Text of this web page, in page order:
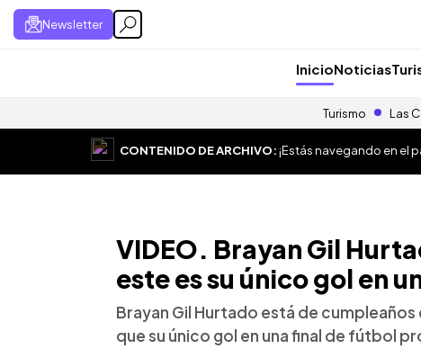
Newsletter
InicioNoticias
Turismo Las
CONTENIDO DE ARCHIVO:¡Estás navegando en el
VIDEO. Brayan Gil
este es su único gol en
Brayan Gil Hurtado está de
que su único gol en una final de fútbol